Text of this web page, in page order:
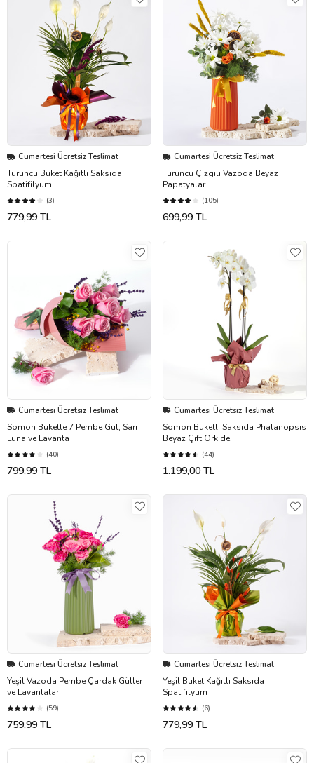
Cumartesi Ücretsiz Teslimat
Turuncu Buket Kağıtlı Saksıda
Spatifilyum
(3)
779,99 TL
Cumartesi Ücretsiz Teslimat
Turuncu Çizgili Vazoda Beyaz
Papatyalar
(105)
699,99 TL
Cumartesi Ücretsiz Teslimat
Somon Bukette 7 Pembe Gül, Sarı
Luna ve Lavanta
(40)
799,99 TL
Cumartesi Ücretsiz Teslimat
Somon Buketli Saksıda Phalanopsis
Beyaz Çift Orkide
(44)
1.199,00 TL
Cumartesi Ücretsiz Teslimat
Yeşil Vazoda Pembe Çardak Güller
ve Lavantalar
(59)
759,99 TL
Cumartesi Ücretsiz Teslimat
Yeşil Buket Kağıtlı Saksıda
Spatifilyum
(6)
779,99 TL